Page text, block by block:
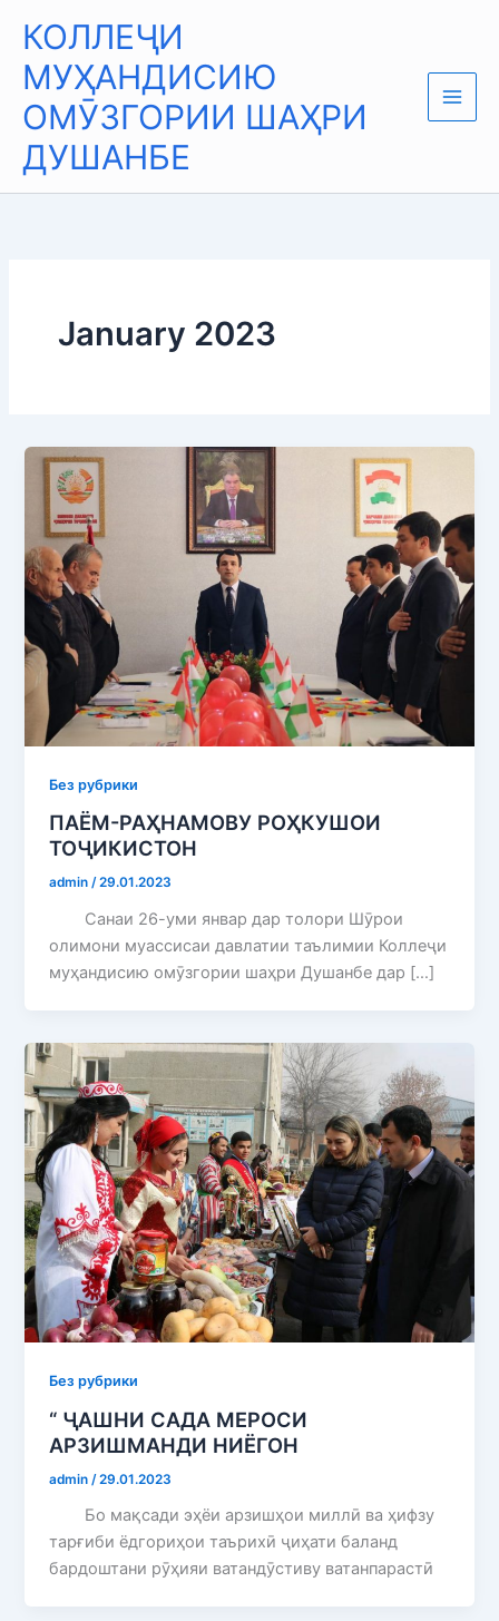
content
КОЛЛЕҶИ
МУҲАНДИСИЮ
ОМӮЗГОРИИ ШАҲРИ
ДУШАНБЕ
January 2023
Без рубрики
ПАЁМ-РАҲНАМОВУ РОҲКУШОИ
ТОҶИКИСТОН
admin/29.01.2023
Санаи 26-уми январ дар толори Шӯрои
олимони муассисаи давлатии таълимии Коллеҷи
муҳандисию омӯзгории шаҳри Душанбе дар […]
Без рубрики
“ ҶАШНИ САДА МЕРОСИ
АРЗИШМАНДИ НИЁГОН
admin /29.01.2023
Бо мақсади эҳёи арзишҳои миллӣ ва ҳифзу
тарғиби ёдгориҳои таърихӣ ҷиҳати баланд
бардоштани рӯҳияи ватандӯстиву ватанпарастӣ